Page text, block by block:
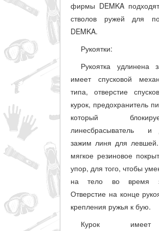
фирмы DEMKA
стволов ружей для
DEMKA.
Рукоятки:
Рукоятка удлинена
имеет спусковой
типа, отверстие
курок, предохранитель
который
линесбрасыватель и
зажим линя для левшей.
мягкое резиновое
упор, для того, чтобы
на тело во время
Отверстие на конце
крепления ружья к бую.
Курок имеет